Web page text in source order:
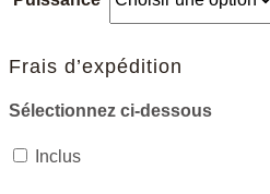
Frais d’expédition
Sélectionnez ci-dessous
Inclus